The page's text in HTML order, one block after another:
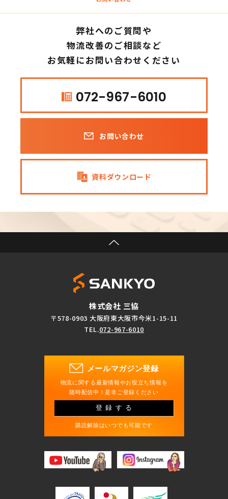
弊社へのご質問や
物流改善のご相談など
お気軽にお問い合わせください
072-967-6010
お問い合わせ
資料ダウンロード
株式会社 三協
〒578-0903 大阪府東大阪市今米1-15-11
TEL.072-967-6010
メールマガジン登録
物流に関する最新情報やお役立ち情報を
随時配信中！是非ご登録ください
登録する
購読解除はいつでも可能です